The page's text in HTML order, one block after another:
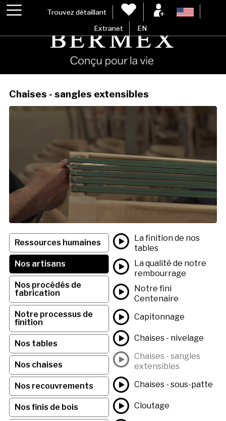
Trouvez détaillant
Extranet EN
Chaises - sangles extensibles
Ressources humaines
Nos artisans
Nos procédés de
fabrication
Notre processus de
finition
Nos tables
Nos chaises
Nos recouvrements
Nos finis de bois
La finition de nos
tables
La qualité de notre
rembourrage
Notre fini
Centenaire
Capitonnage
Chaises - nivelage
Chaises - sangles
extensibles
Chaises - sous-patte
Cloutage